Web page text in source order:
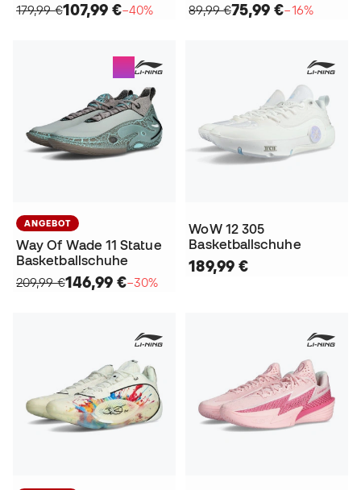
179,99 €107,99 €−40%
89,99 €75,99 €−16%
ANGEBOT
Way Of Wade 11 Statue
Basketballschuhe
209,99 €146,99 €−30%
WoW 12 305
Basketballschuhe
189,99 €